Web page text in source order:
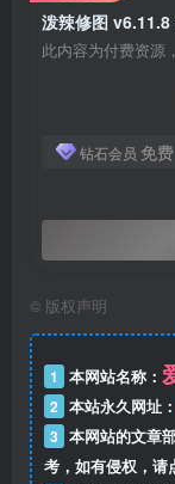
泼辣修图 v6.11.8
此内容为付费资源
钻石会员 免费
© 版权声明
1 本网站名称：
2 本站永久网址：
3 本网站的文章
考，如有侵权，请